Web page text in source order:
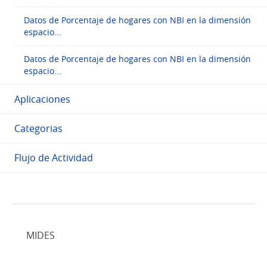
Datos de Porcentaje de hogares con NBI en la dimensión
espacio...
Datos de Porcentaje de hogares con NBI en la dimensión
espacio...
Aplicaciones
Categorias
Flujo de Actividad
MIDES